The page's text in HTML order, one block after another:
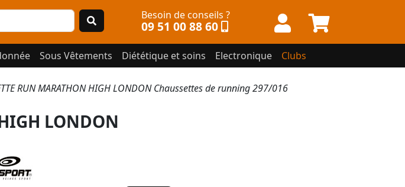
Besoin de conseils ?
09 51 00 88 60
Sous Vêtements Diététique et soins Electronique Clubs
RUN MARATHON HIGH LONDON Chaussettes de running 297/016
LONDON